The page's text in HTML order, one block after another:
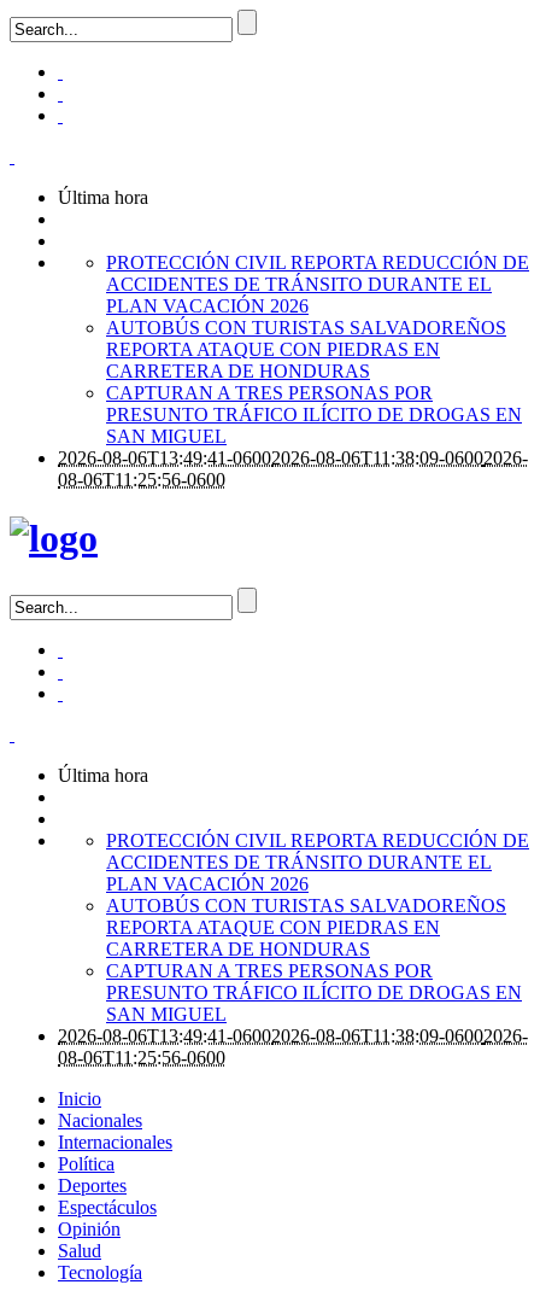
Última hora
PROTECCIÓN CIVIL REPORTA REDUCCIÓN DE
ACCIDENTES DE TRÁNSITO DURANTE EL
PLAN VACACIÓN 2026
AUTOBÚS CON TURISTAS SALVADOREÑOS
REPORTA ATAQUE CON PIEDRAS EN
CARRETERA DE HONDURAS
CAPTURAN A TRES PERSONAS POR
PRESUNTO TRÁFICO ILÍCITO DE DROGAS EN
SAN MIGUEL
2026-08-06T13:49:41-06002026-08-06T11:38:09-06002026-
08-06T11:25:56-0600
Última hora
PROTECCIÓN CIVIL REPORTA REDUCCIÓN DE
ACCIDENTES DE TRÁNSITO DURANTE EL
PLAN VACACIÓN 2026
AUTOBÚS CON TURISTAS SALVADOREÑOS
REPORTA ATAQUE CON PIEDRAS EN
CARRETERA DE HONDURAS
CAPTURAN A TRES PERSONAS POR
PRESUNTO TRÁFICO ILÍCITO DE DROGAS EN
SAN MIGUEL
2026-08-06T13:49:41-06002026-08-06T11:38:09-06002026-
08-06T11:25:56-0600
Inicio
Nacionales
Internacionales
Política
Deportes
Espectáculos
Opinión
Salud
Tecnología